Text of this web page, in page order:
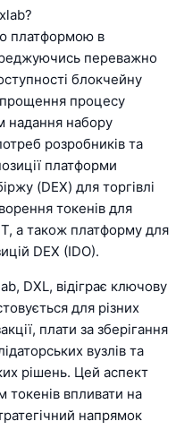
платформою в
переважно
блокчейну
процесу
надання набору
розробників та
платформи
(DEX) для торгівлі
токенів для
а також платформу для
DEX (IDO).
DXL, відіграє ключову
для різних
плати за зберігання
вузлів та
рішень. Цей аспект
токенів впливати на
напрямок